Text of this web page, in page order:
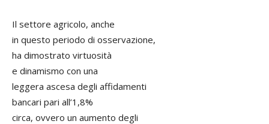
Il settore agricolo, anche
in questo periodo di osservazione,
ha dimostrato virtuosità
e dinamismo con una
leggera ascesa degli affidamenti
bancari pari all’1,8%
circa, ovvero un aumento degli